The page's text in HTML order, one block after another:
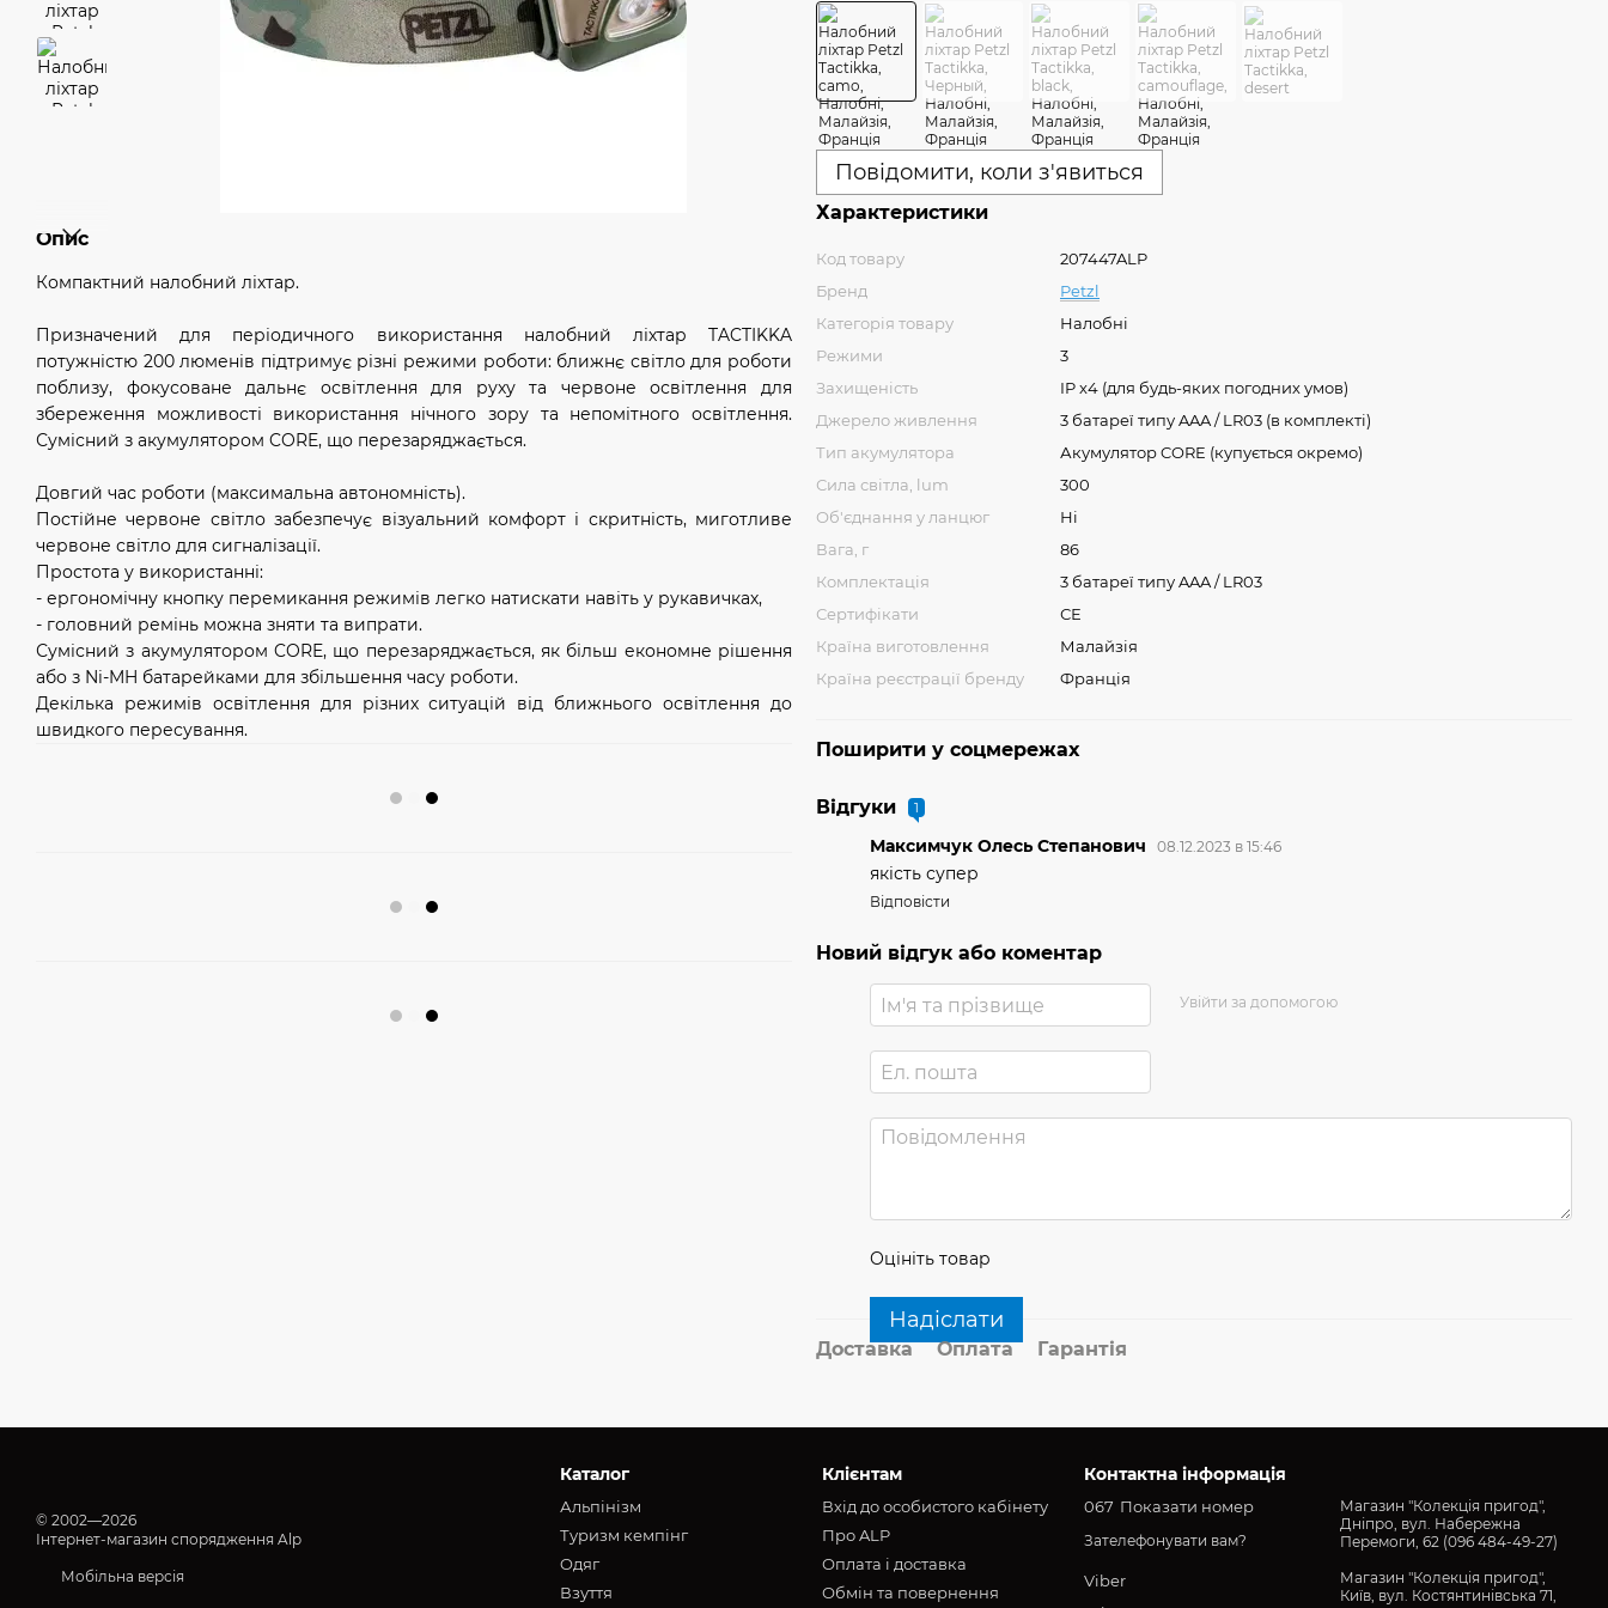
Опис
Компактний налобний ліхтар.
Призначений для періодичного використання налобний ліхтар TACTIKKA
потужністю 200 люменів підтримує різні режими роботи: ближнє світло для роботи
поблизу, фокусоване дальнє освітлення для руху та червоне освітлення для
збереження можливості використання нічного зору та непомітного освітлення.
Сумісний з акумулятором CORE, що перезаряджається.
Довгий час роботи (максимальна автономність).
Постійне червоне світло забезпечує візуальний комфорт і скритність, миготливе
червоне світло для сигналізації.
Простота у використанні:
- ергономічну кнопку перемикання режимів легко натискати навіть у рукавичках,
- головний ремінь можна зняти та випрати.
Сумісний з акумулятором CORE, що перезаряджається, як більш економне рішення
або з Ni-MH батарейками для збільшення часу роботи.
Декілька режимів освітлення для різних ситуацій від ближнього освітлення до
швидкого пересування.
Повідомити, коли з'явиться
Характеристики
Код товару
207447ALP
Бренд
Petzl
Категорія товару
Налобні
Режими
3
Захищеність
IP x4 (для будь-яких погодних умов)
Джерело живлення
3 батареї типу AAA / LR03 (в комплекті)
Тип акумулятора
Акумулятор CORE (купується окремо)
Сила світла, lum
300
Об'єднання у ланцюг
Ні
Вага, г
86
Комплектація
3 батареї типу AAA / LR03
Сертифікати
СЕ
Країна виготовлення
Малайзія
Країна реєстрації бренду
Франція
Поширити у соцмережах
Відгуки 1
Максимчук Олесь Степанович 08.12.2023 в 15:46
якість супер
Відповісти
Новий відгук або коментар
Увійти за допомогою
Оцініть товар
Надіслати
Доставка Оплата Гарантія
© 2002—2026
Інтернет-магазин спорядження Alp
Мобільна версія
Каталог
Альпінізм
Туризм кемпінг
Oдяг
Взуття
Клієнтам
Вхід до особистого кабінету
Про ALP
Оплата і доставка
Обмін та повернення
Контактна інформація
067 Показати номер
Зателефонувати вам?
Viber
Магазин "Колекція пригод",
Дніпро, вул. Набережна
Перемоги, 62 (096 484-49-27)
Магазин "Колекція пригод",
Київ, вул. Костянтинівська 71,